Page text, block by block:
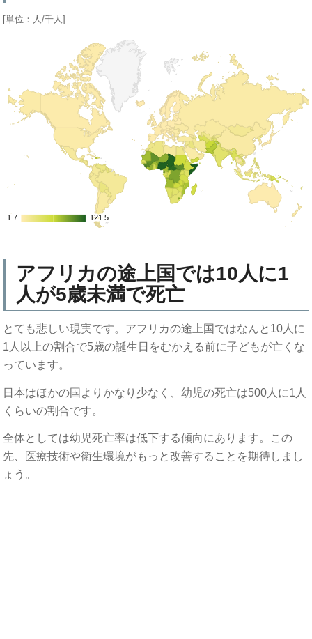
[単位：人/千人]
1.7
1.7 121.5
121.5
アフリカの途上国では10人に1
人が5歳未満で死亡
とても悲しい現実です。アフリカの途上国ではなんと10人に
1人以上の割合で5歳の誕生日をむかえる前に子どもが亡くな
っています。
日本はほかの国よりかなり少なく、幼児の死亡は500人に1人
くらいの割合です。
全体としては幼児死亡率は低下する傾向にあります。この
先、医療技術や衛生環境がもっと改善することを期待しまし
ょう。